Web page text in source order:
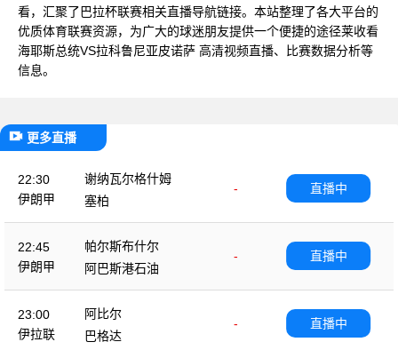
看，汇聚了巴拉杯联赛相关直播导航链接。本站整理了各大平台的
优质体育联赛资源，为广大的球迷朋友提供一个便捷的途径莱收看
海耶斯总统VS拉科鲁尼亚皮诺萨 高清视频直播、比赛数据分析等
信息。
更多直播
22:30
伊朗甲
谢纳瓦尔格什姆
-
塞柏
直播中
22:45
伊朗甲
帕尔斯布什尔
-
阿巴斯港石油
直播中
23:00
伊拉联
阿比尔
-
巴格达
直播中